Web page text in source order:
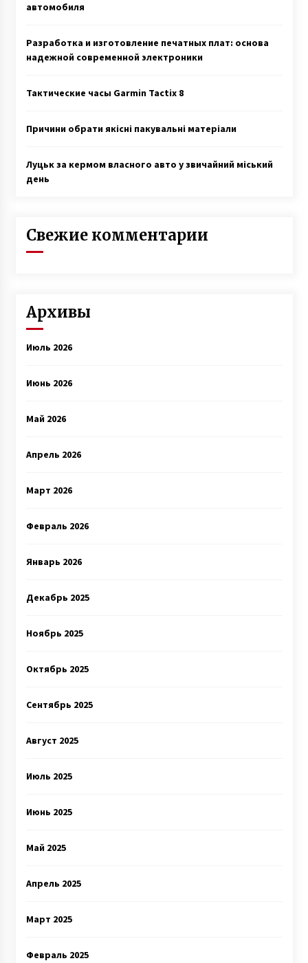
автомобиля
Разработка и изготовление печатных плат: основа
надежной современной электроники
Тактические часы Garmin Tactix 8
Причини обрати якісні пакувальні матеріали
Луцьк за кермом власного авто у звичайний міський
день
Свежие комментарии
Архивы
Июль 2026
Июнь 2026
Май 2026
Апрель 2026
Март 2026
Февраль 2026
Январь 2026
Декабрь 2025
Ноябрь 2025
Октябрь 2025
Сентябрь 2025
Август 2025
Июль 2025
Июнь 2025
Май 2025
Апрель 2025
Март 2025
Февраль 2025